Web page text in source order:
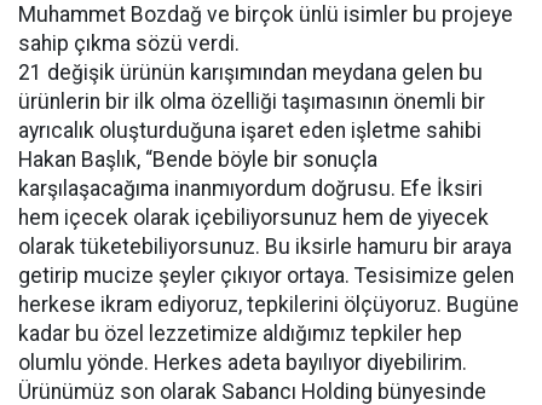
Muhammet Bozdağ ve birçok ünlü isimler bu projeye
sahip çıkma sözü verdi.
21 değişik ürünün karışımından meydana gelen bu
ürünlerin bir ilk olma özelliği taşımasının önemli bir
ayrıcalık oluşturduğuna işaret eden işletme sahibi
Hakan Başlık, “Bende böyle bir sonuçla
karşılaşacağıma inanmıyordum doğrusu. Efe İksiri
hem içecek olarak içebiliyorsunuz hem de yiyecek
olarak tüketebiliyorsunuz. Bu iksirle hamuru bir araya
getirip mucize şeyler çıkıyor ortaya. Tesisimize gelen
herkese ikram ediyoruz, tepkilerini ölçüyoruz. Bugüne
kadar bu özel lezzetimize aldığımız tepkiler hep
olumlu yönde. Herkes adeta bayılıyor diyebilirim.
Ürünümüz son olarak Sabancı Holding bünyesinde